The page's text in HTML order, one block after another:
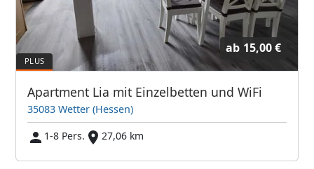
ab 15,00 €
Apartment Lia mit Einzelbetten und WiFi
35083 Wetter (Hessen)
1-8 Pers.
27,06 km